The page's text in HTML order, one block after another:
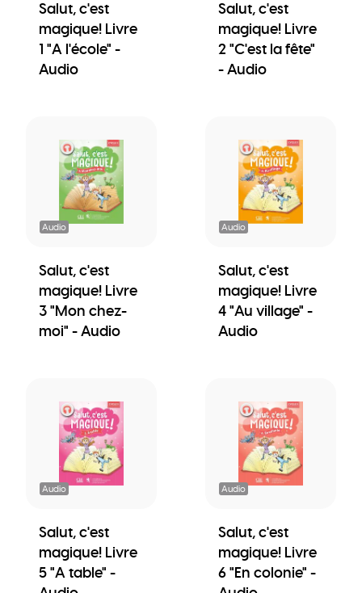
Salut, c'est
magique! Livre
1 "A l'école" -
Audio
Salut, c'est
magique! Livre
2 "C'est la fête"
- Audio
Audio
Salut, c'est
magique! Livre
3 "Mon chez-
moi" - Audio
Audio
Salut, c'est
magique! Livre
4 "Au village" -
Audio
Audio
Salut, c'est
magique! Livre
5 "A table" -
Audio
Salut, c'est
magique! Livre
6 "En colonie" -